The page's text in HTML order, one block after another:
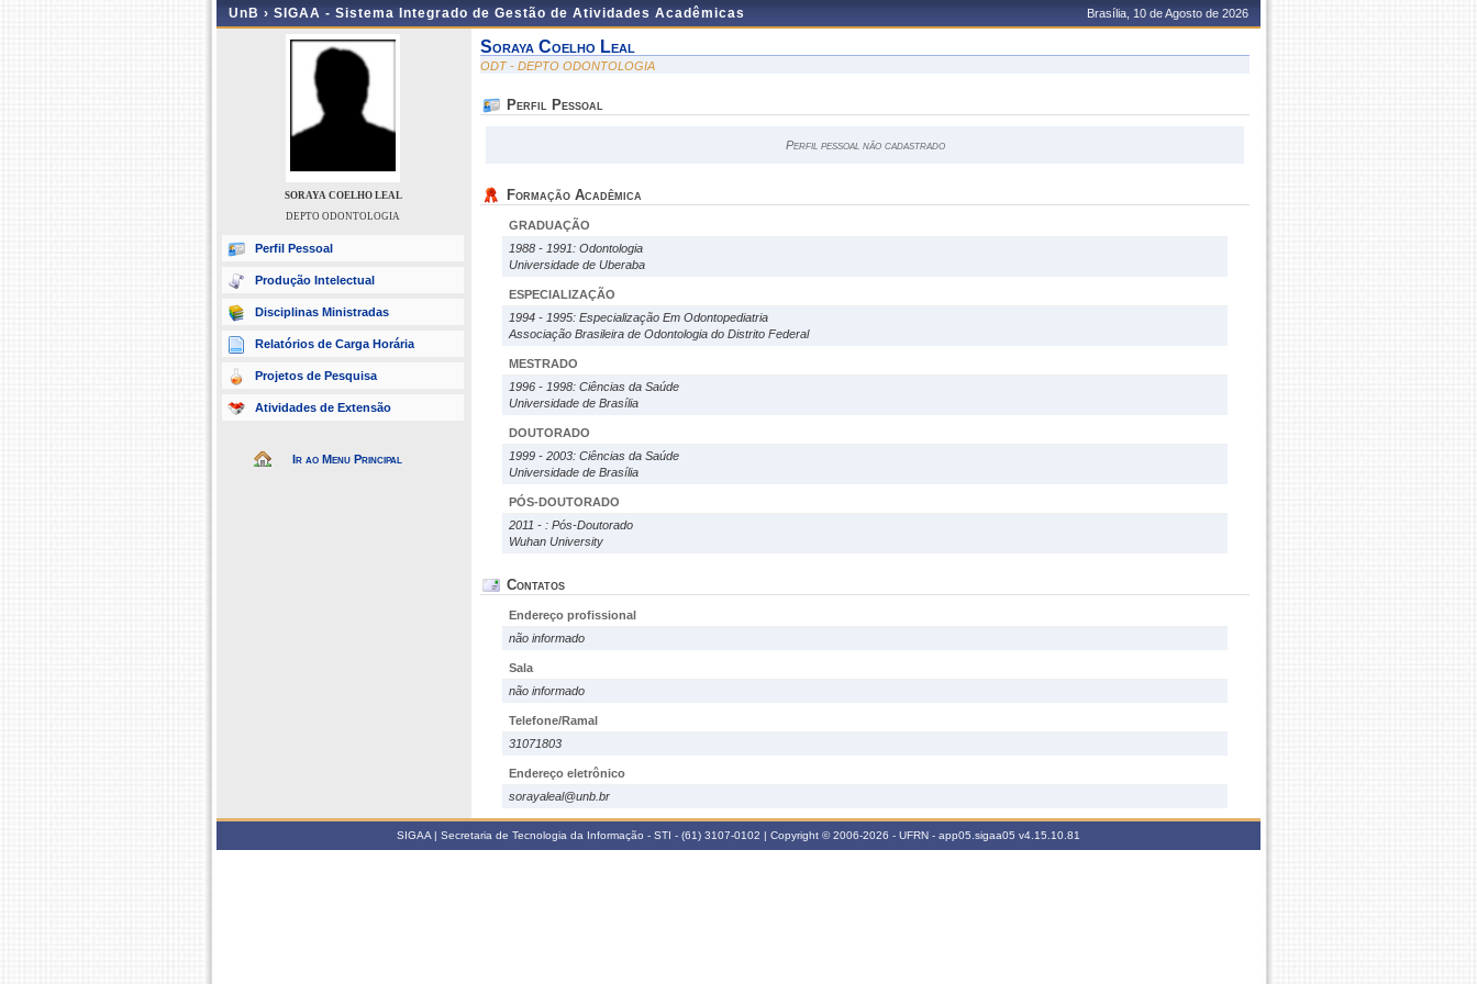
UnB › SIGAA - Sistema Integrado de Gestão de Atividades Acadêmicas Brasília, 10 de Agosto de 2026
SORAYA COELHO LEAL
DEPTO ODONTOLOGIA
Perfil Pessoal
Produção Intelectual
Disciplinas Ministradas
Relatórios de Carga Horária
Projetos de Pesquisa
Atividades de Extensão
Ir ao Menu Principal
Soraya Coelho Leal
ODT - DEPTO ODONTOLOGIA
Perfil Pessoal
Perfil pessoal não cadastrado
Formação Acadêmica
GRADUAÇÃO
1988 - 1991: Odontologia
Universidade de Uberaba
ESPECIALIZAÇÃO
1994 - 1995: Especialização Em Odontopediatria
Associação Brasileira de Odontologia do Distrito Federal
MESTRADO
1996 - 1998: Ciências da Saúde
Universidade de Brasília
DOUTORADO
1999 - 2003: Ciências da Saúde
Universidade de Brasília
PÓS-DOUTORADO
2011 - : Pós-Doutorado
Wuhan University
Contatos
Endereço profissional
não informado
Sala
não informado
Telefone/Ramal
31071803
Endereço eletrônico
sorayaleal@unb.br
SIGAA | Secretaria de Tecnologia da Informação - STI - (61) 3107-0102 | Copyright © 2006-2026 - UFRN - app05.sigaa05 v4.15.10.81